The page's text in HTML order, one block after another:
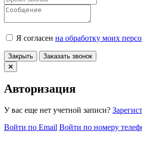
Я согласен на обработку моих
Закрыть Заказать звонок
Авторизация
У вас еще нет учетной записи?
Войти по Email Войти по номеру